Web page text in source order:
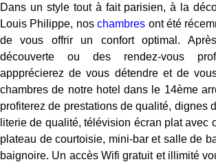
Dans un style tout à fait parisien, à la
Louis Philippe, noschambres ont été
de vous offrir un confort optimal.
découverte ou des rendez-vous
appprécierez de vous détendre et de
chambres de notre hotel dans le 14ème
profiterez de prestations de qualité, dignes
literie de qualité, télévision écran plat avec
plateau de courtoisie, mini-bar et salle de
baignoire. Un accès Wifi gratuit et illimité